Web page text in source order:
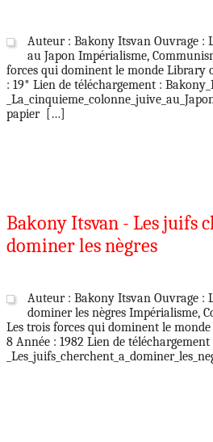
Auteur : Bakony Itsvan Ouvrage :
au Japon Impérialisme,
forces qui dominent le monde Library
: 19* Lien de téléchargement :
papier […]
Bakony Itsvan - Les juifs
dominer les nègres
Auteur : Bakony Itsvan Ouvrage :
dominer les nègres Impérialisme,
Les trois forces qui dominent le
8 Année : 1982 Lien de